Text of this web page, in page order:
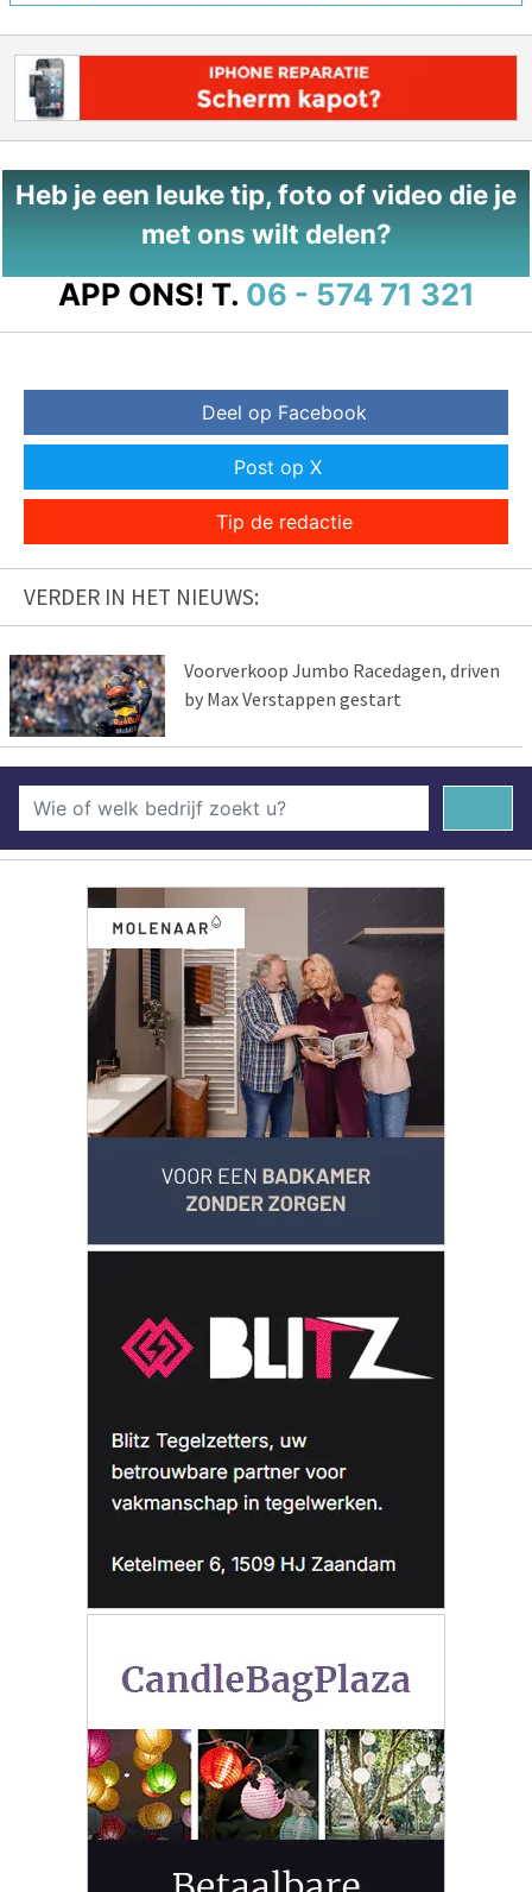
Heb je een leuke tip, foto of video die je
met ons wilt delen?
APP ONS! T. 06 - 574 71 321
Deel op Facebook
Post op X
Tip de redactie
VERDER IN HET NIEUWS:
Voorverkoop Jumbo Racedagen, driven
by Max Verstappen gestart